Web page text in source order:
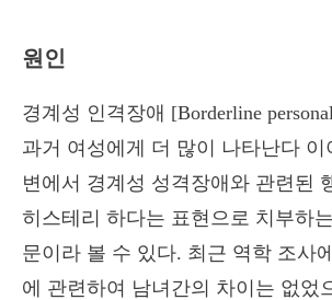
원인
경계성 인격장애 [Borderline
과거 여성에게 더 많이 나타난다 이
변에서 경계성 성격장애와 관련된
히스테리 하다는 표현으로 치부하
문이라 볼 수 있다. 최근 역학 조사
에 관련하여 남녀간의 차이는 없었